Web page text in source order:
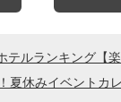
ルランキング【楽
夏休みイベントカ